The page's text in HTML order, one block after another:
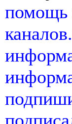
помощь